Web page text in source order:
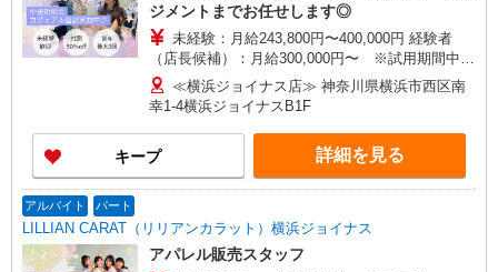
ジメントまでお任せします◎
未経験：月給243,800円〜400,000円 経験者
（店長候補）：月給300,000円〜 ※試用期間中は
270,000円〜 ★固定残業手当：30,800円（月給に
含む） ※経験・能力考慮 ※固定残業時間は1ヶ月
あたり20時間、超過時は追加で残業手当支給 ※月
3万円まで交通費支給 ※試用期間（2〜3ヶ月）も
同条件 【手当】固定残業手当／資格手当／店舗職
制手当／住宅手当（実家外かつ賃貸の場合のみ別
当の種類はエリアにより異なります。詳細は面接
時にお尋ねください。
≪横浜ジョイナス店≫ 神奈川県横浜市西区南
幸1-4横浜ジョイナスB1F
キープ 詳細を見る
アルバイト パート
LILLIAN CARAT（リリアンカラット）横浜ジョイナス
アパレル販売スタッフ